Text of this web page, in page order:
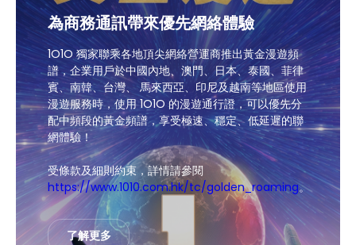
為商務通訊帶來優先網絡體驗
1O1O 獨家聯乘各地頂尖網絡營運商推出黃金漫遊頻
譜，企業用戶於中國內地、澳門、日本、泰國、菲律
賓、南韓、台灣、 馬來西亞、印尼及越南等地區使用
漫遊服務時，使用 1O1O 的漫遊通行證，可以優先分
配中頻段的黃金頻譜，享受極速、穩定、低延遲的聯
網體驗！
受條款及細則約束，詳情請參閱
https://www.1010.com.hk/tc/golden_roaming。
了解更多